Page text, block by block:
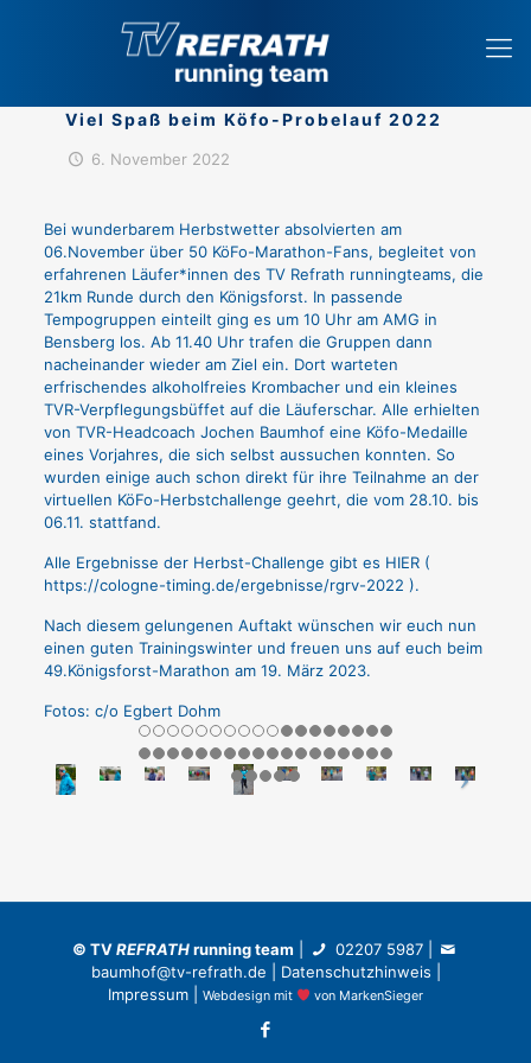
Viel Spaß beim Köfo-Probelauf 2022
6. November 2022
Bei wunderbarem Herbstwetter absolvierten am
06.November über 50 KöFo-Marathon-Fans, begleitet von
erfahrenen Läufer*innen des TV Refrath runningteams, die
21km Runde durch den Königsforst. In passende
Tempogruppen einteilt ging es um 10 Uhr am AMG in
Bensberg los. Ab 11.40 Uhr trafen die Gruppen dann
nacheinander wieder am Ziel ein. Dort warteten
erfrischendes alkoholfreies Krombacher und ein kleines
TVR-Verpflegungsbüffet auf die Läuferschar. Alle erhielten
von TVR-Headcoach Jochen Baumhof eine Köfo-Medaille
eines Vorjahres, die sich selbst aussuchen konnten. So
wurden einige auch schon direkt für ihre Teilnahme an der
virtuellen KöFo-Herbstchallenge geehrt, die vom 28.10. bis
06.11. stattfand.
Alle Ergebnisse der Herbst-Challenge gibt es HIER (
https://cologne-timing.de/ergebnisse/rgrv-2022 ).
Nach diesem gelungenen Auftakt wünschen wir euch nun
einen guten Trainingswinter und freuen uns auf euch beim
49.Königsforst-Marathon am 19. März 2023.
Fotos: c/o Egbert Dohm
©TVREFRATHrunning team 02207 5987|
baumhof@tv-refrath.de
Datenschutzhinweis
Impressum| Webdesignmit von MarkenSieger